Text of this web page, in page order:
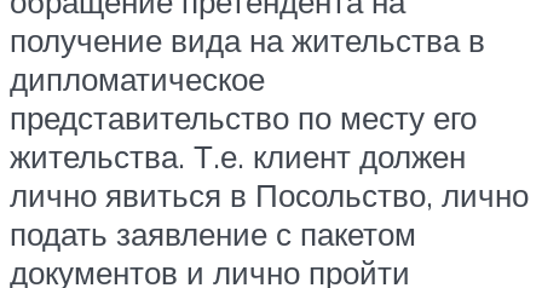
получение вида на жительства в
дипломатическое
представительство по месту его
жительства. Т.е. клиент должен
лично явиться в Посольство, лично
подать заявление с пакетом
документов и лично пройти